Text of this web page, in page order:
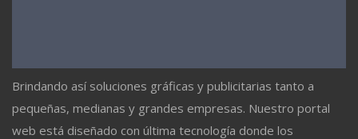
Brindando así soluciones gráficas y publicitarias tanto a
pequeñas, medianas y grandes empresas. Nuestro portal
web está diseñado con última tecnología donde los